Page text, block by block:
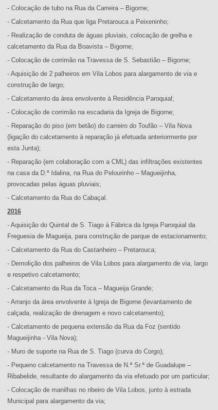
- Colocação de tubo na Rua da Carreira – Bigorne;
- Calcetamento da Rua que liga Pretarouca a Peixeninho;
- Realização de conduta de águas pluviais, colocação de grelha e
calcetamento da Rua da Boavista – Bigorne;
- Colocação de corrimão na Travessa de S. Sebastião – Bigorne;
- Aquisição de 2 palheiros em Vila Lobos para alargamento de via e
construção de largo;
- Calcetamento da área envolvente à Residência Paroquial;
- Colocação de corrimão na escadaria da Igreja de Bigorne;
- Reparação do piso (em betão) do carreiro do Toufão – Vila Nova
(ligação do calcetamento à reparação já efetuada anteriormente por
esta Junta);
- Reparação (em colaboração com a CML) das infiltrações existentes
na casa da D.ª Idalina, na Rua do Pelourinho – Magueijinha,
provocadas pelas águas pluviais;
- Calcetamento da Rua do Cabaçal.
2016
- Aquisição do Quintal de S. Tiago à Fábrica da Igreja Paroquial da
Freguesia de Magueija, para construção de parque de estacionamento;
- Calcetamento da Rua do Castanheiro – Pretarouca;
- Demolição dos palheiros de Vila Lobos para alargamento de via, largo
e respetivo calcetamento;
- Calcetamento da Rua da Toca – Magueija Grande;
- Arranjo da área envolvente à Igreja de Bigorne (levantamento de
calçada, realização de drenagem e novo calcetamento);
- Calcetamento de pequena extensão da Rua da Foz (sentido
Magueijinha - Vila Nova);
- Muro de suporte na Rua de S. Tiago (curva do Corgo);
- Pequeno calcetamento na Travessa de N.ª Sr.ª de Guadalupe –
Ribabelide, resultante do alargamento da via efetuado por um particular;
- Colocação de manilhas no ribeiro de Vila Lobos, junto à estrada
Municipal para alargamento da via;